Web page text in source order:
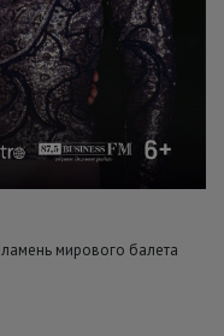
мирового балета